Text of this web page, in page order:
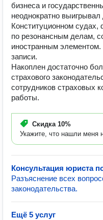
бизнеса и
неоднократно
Конституционном
по резонансным делам,
иностранным
записи.
Накоплен достаточно
страхового
сотрудников страховых
работы.
Скидка 10%
Укажите, что нашли меня
Консультация юриста
Разъяснение всех
законодательства.
Ещё 5 услуг